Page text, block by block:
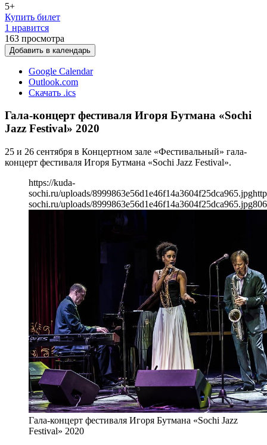
5+
Купить билет
1 нравится
163 просмотра
Добавить в календарь
Google Calendar
Outlook.com
Скачать .ics
Гала-концерт фестиваля Игоря Бутмана «Sochi
Jazz Festival» 2020
25 и 26 сентября в Концертном зале «Фестивальный» гала-
концерт фестиваля Игоря Бутмана «Sochi Jazz Festival».
https://kuda-
sochi.ru/uploads/8999863e56d1e46f14a3604f25dca965.jpg
sochi.ru/uploads/8999863e56d1e46f14a3604f25dca965.jpg806
Гала-концерт фестиваля Игоря Бутмана «Sochi Jazz
Festival» 2020